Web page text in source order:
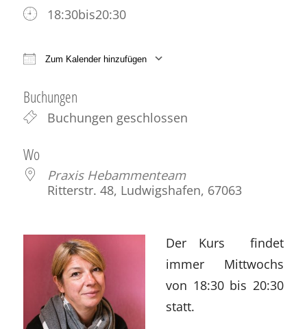
18:30bis20:30
Zum Kalender hinzufügen
Buchungen
Buchungen geschlossen
Wo
Praxis Hebammenteam
Ritterstr. 48, Ludwigshafen, 67063
Der Kurs findet
immer Mittwochs
von 18:30 bis 20:30
statt.